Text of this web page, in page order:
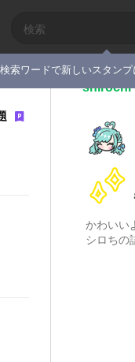
索ワードで新しいスタンプ
shirochi
かわいい
シロちの